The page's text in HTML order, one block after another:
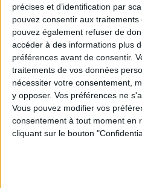
précises et d’identification par
pouvez consentir aux
pouvez également refuser de
accéder à des informations plus
préférences avant de consentir.
traitements de vos données
nécessiter votre consentement,
y opposer. Vos préférences ne
Vous pouvez modifier vos
consentement à tout moment en
cliquant sur le bouton
LES DERNIÈRES